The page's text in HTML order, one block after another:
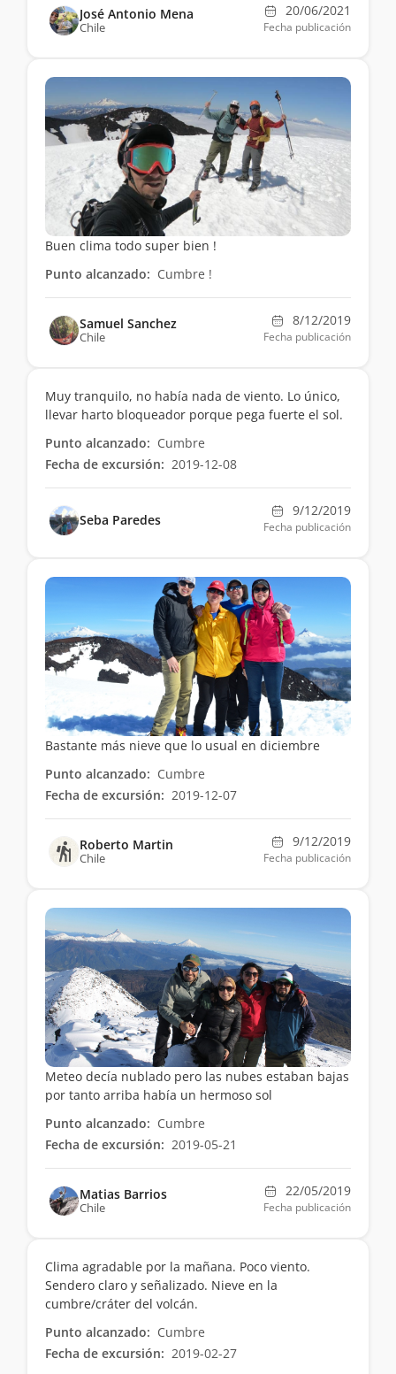
José Antonio Mena
Chile
20/06/2021
Fecha publicación
Buen clima todo super bien !
Punto alcanzado: Cumbre !
Samuel Sanchez
Chile
8/12/2019
Fecha publicación
Muy tranquilo, no había nada de viento. Lo único,
llevar harto bloqueador porque pega fuerte el sol.
Punto alcanzado: Cumbre
Fecha de excursión: 2019-12-08
Seba Paredes
9/12/2019
Fecha publicación
Bastante más nieve que lo usual en diciembre
Punto alcanzado: Cumbre
Fecha de excursión: 2019-12-07
Roberto Martin
Chile
9/12/2019
Fecha publicación
Meteo decía nublado pero las nubes estaban bajas
por tanto arriba había un hermoso sol
Punto alcanzado: Cumbre
Fecha de excursión: 2019-05-21
Matias Barrios
Chile
22/05/2019
Fecha publicación
Clima agradable por la mañana. Poco viento.
Sendero claro y señalizado. Nieve en la
cumbre/cráter del volcán.
Punto alcanzado: Cumbre
Fecha de excursión: 2019-02-27